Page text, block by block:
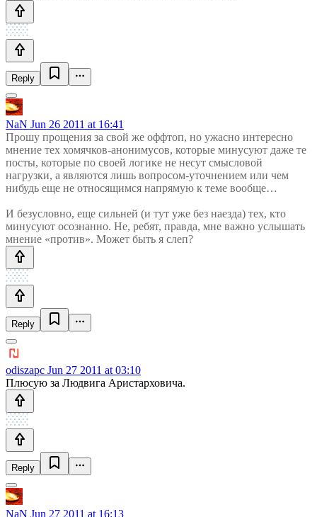
Reply
NaN Jun 26 2011 at 16:41
Прошу прощения за свой же оффтоп, но ужасно интересно
мнение тех хомячков-анонимусов, которые минусуют даже те
посты, которые по своей логике не несут смысловой
нагрузки, а являются лишь вопросом-уточнением или чем
нибудь еще не относящимся напрямую к теме вообще…
И безусловно, еще сильней (и тут уже без наезда) тех, кто
минусуют осознанно. Не, ребят, правда, мне важно услышать
мнение «против». Может быть я слеп?
Reply
odiszapc Jun 27 2011 at 03:10
Плюсую за Людвига Аристарховича.
Reply
NaN Jun 27 2011 at 16:13